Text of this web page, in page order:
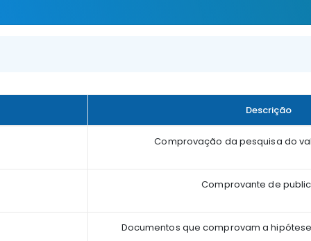
Descrição
Comprovação da pesquisa do
Comprovante de
Documentos que comprovam a